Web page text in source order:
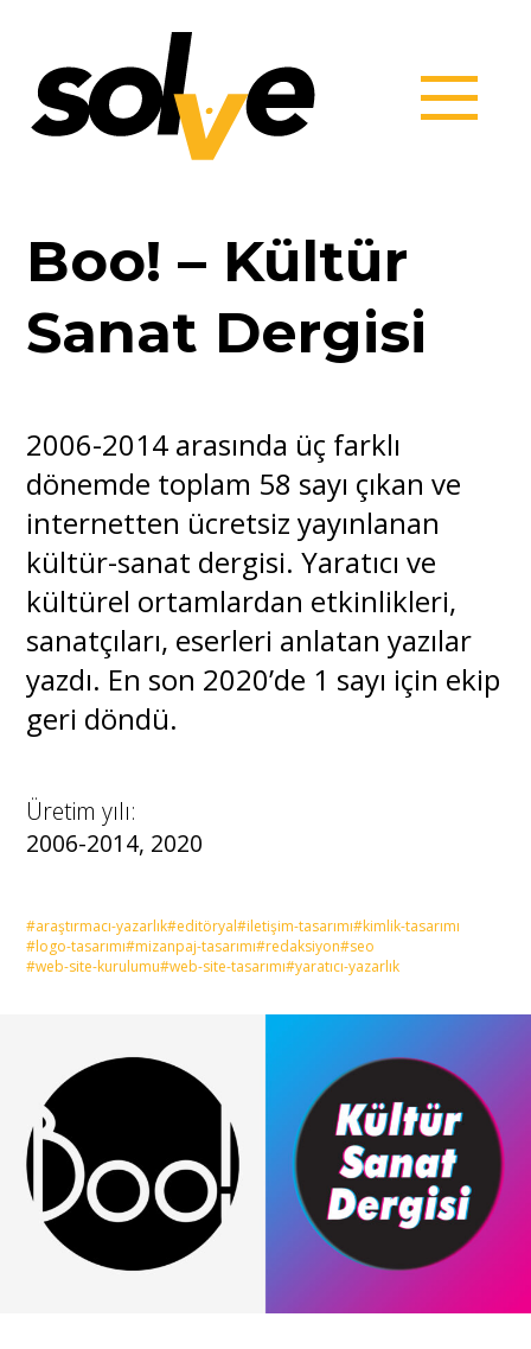
Boo! – Kültür
Sanat Dergisi
2006-2014 arasında üç farklı
dönemde toplam 58 sayı çıkan ve
internetten ücretsiz yayınlanan
kültür-sanat dergisi. Yaratıcı ve
kültürel ortamlardan etkinlikleri,
sanatçıları, eserleri anlatan yazılar
yazdı. En son 2020’de 1 sayı için ekip
geri döndü.
Üretim yılı:
2006-2014, 2020
#araştırmacı-yazarlık#editöryal#iletişim-tasarımı#kimlik-tasarımı
#logo-tasarımı#mizanpaj-tasarımı#redaksiyon#seo
#web-site-kurulumu#web-site-tasarımı#yaratıcı-yazarlık